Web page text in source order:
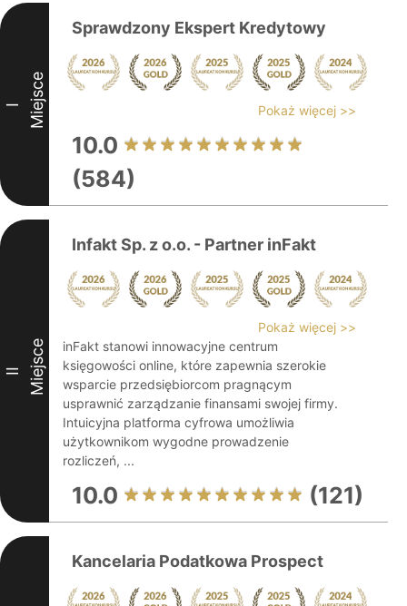
I Miejsce
Sprawdzony Ekspert Kredytowy
Pokaż więcej >>
10.0
(584)
II Miejsce
Infakt Sp. z o.o. - Partner inFakt
Pokaż więcej >>
inFakt stanowi innowacyjne centrum
księgowości online, które zapewnia szerokie
wsparcie przedsiębiorcom pragnącym
usprawnić zarządzanie finansami swojej firmy.
Intuicyjna platforma cyfrowa umożliwia
użytkownikom wygodne prowadzenie
rozliczeń, ...
10.0 (121)
Kancelaria Podatkowa Prospect